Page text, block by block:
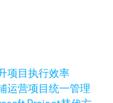
项目执行效率
运营项目统一管理